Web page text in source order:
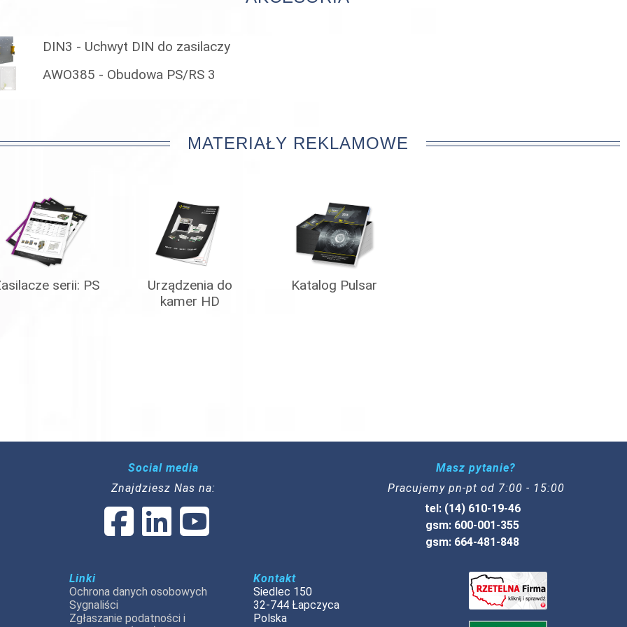
DIN3 - Uchwyt DIN do zasilaczy
AWO385 - Obudowa PS/RS 3
MATERIAŁY REKLAMOWE
serii: PS
Urządzenia do
kamer HD
Katalog Pulsar
Social media
Znajdziesz Nas na:
Masz pytanie?
Pracujemy pn-pt od 7:00 - 15:00
tel: (14) 610-19-46
gsm: 600-001-355
gsm: 664-481-848
Linki
Ochrona danych osobowych
Sygnaliści
Zgłaszanie podatności i
Kontakt
Siedlec 150
32-744 Łapczyca
Polska